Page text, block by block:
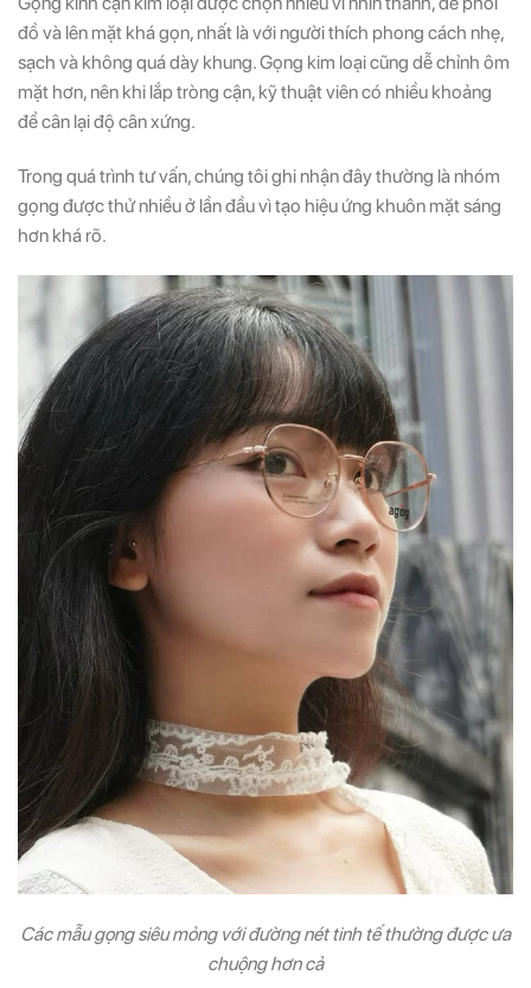
đồ và lên mặt khá gọn, nhất là với người thích phong cách nhẹ,
sạch và không quá dày khung. Gọng kim loại cũng dễ chỉnh ôm
mặt hơn, nên khi lắp tròng cận, kỹ thuật viên có nhiều khoảng
để cân lại độ cân xứng.
Trong quá trình tư vấn, chúng tôi ghi nhận đây thường là nhóm
gọng được thử nhiều ở lần đầu vì tạo hiệu ứng khuôn mặt sáng
hơn khá rõ.
Các mẫu gọng siêu mỏng với đường nét tinh tế thường được ưa
chuộng hơn cả